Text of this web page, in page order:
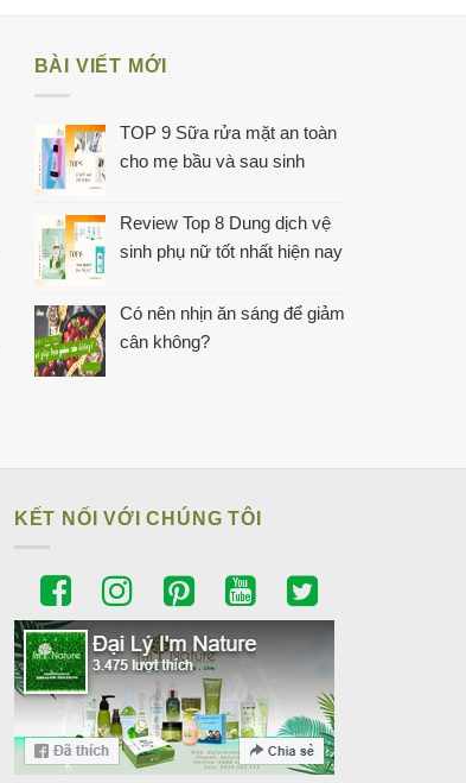
BÀI VIẾT MỚI
TOP 9 Sữa rửa mặt an toàn
cho mẹ bầu và sau sinh
Review Top 8 Dung dịch vệ
sinh phụ nữ tốt nhất hiện nay
Có nên nhịn ăn sáng để giảm
cân không?
KẾT NỐI VỚI CHÚNG TÔI